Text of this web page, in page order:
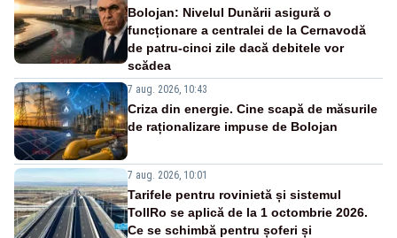
Bolojan: Nivelul Dunării asigură o
funcționare a centralei de la Cernavodă
de patru-cinci zile dacă debitele vor
scădea
7 aug. 2026, 10:43
Criza din energie. Cine scapă de măsurile
de raționalizare impuse de Bolojan
7 aug. 2026, 10:01
Tarifele pentru rovinietă și sistemul
TollRo se aplică de la 1 octombrie 2026.
Ce se schimbă pentru șoferi și